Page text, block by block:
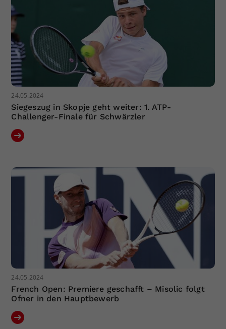
24.05.2024
Siegeszug in Skopje geht weiter: 1. ATP-
Challenger-Finale für Schwärzler
24.05.2024
French Open: Premiere geschafft – Misolic folgt
Ofner in den Hauptbewerb